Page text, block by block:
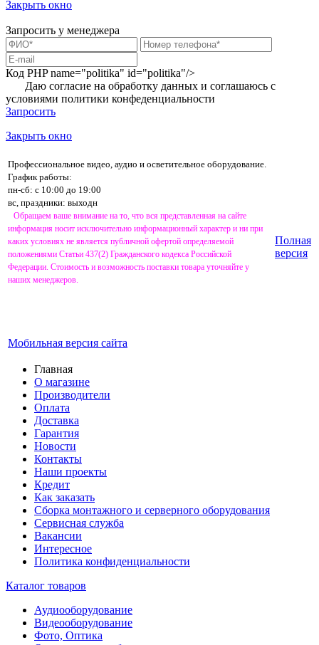
Закрыть окно
Запросить у менеджера
Код PHPname="politika" id="politika"/>
Даю согласие на обработку данных и соглашаюсь с
условиями политики конфеденциальности
Запросить
Закрыть окно
Профессиональное видео, аудио и осветительное оборудование.
График работы:
пн-сб: с 10:00 до 19:00
вс, праздники: выходн
Обращаем ваше внимание на то, что вся представленная на сайте
информация носит исключительно информационный характер и ни при
каких условиях не является публичной офертой определяемой
положениями Статьи 437(2) Гражданского кодекса Российской
Федерации. Стоимость и возможность поставки товара уточняйте у
наших менеджеров.
Мобильная версия сайта
Полная
версия
Главная
О магазине
Производители
Оплата
Доставка
Гарантия
Новости
Контакты
Наши проекты
Кредит
Как заказать
Сборка монтажного и серверного оборудования
Сервисная служба
Вакансии
Интересное
Политика конфиденциальности
Каталог товаров
Аудиооборудование
Видеооборудование
Фото, Оптика